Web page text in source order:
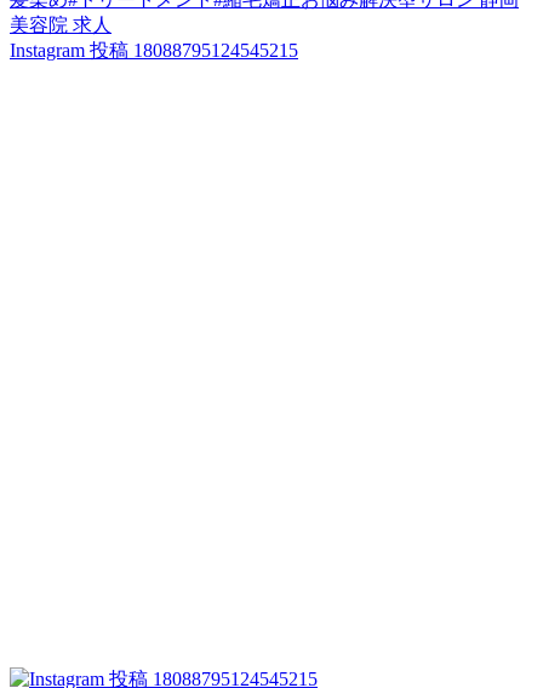
Instagram 投稿 18088795124545215